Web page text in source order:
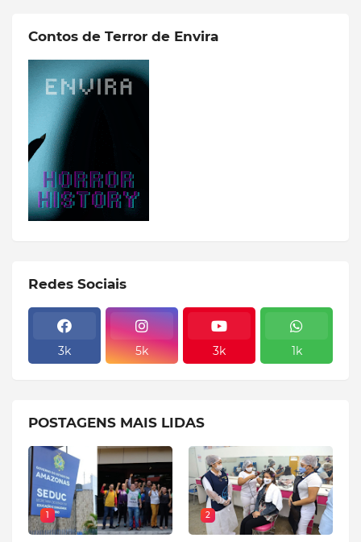
Contos de Terror de Envira
Redes Sociais
3k 5k 3k 1k
POSTAGENS MAIS LIDAS
1 2